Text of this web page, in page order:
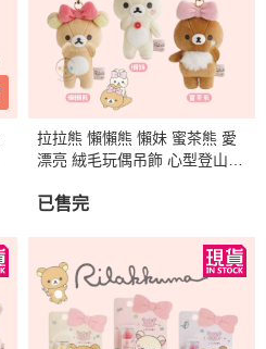
拉拉熊 懶懶熊 懶妹 蜜茶熊 愛
漂亮 絨毛玩偶吊飾 心型登山扣
已售完